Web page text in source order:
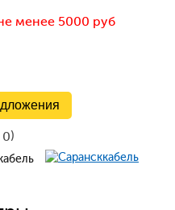
менее 5000 руб
0)